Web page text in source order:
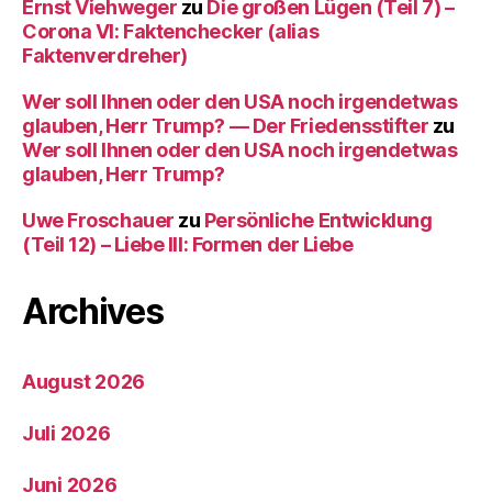
Ernst Viehweger zu Die großen Lügen (Teil 7) –
Corona VI: Faktenchecker (alias
Faktenverdreher)
Wer soll Ihnen oder den USA noch irgendetwas
glauben, Herr Trump? — Der Friedensstifter zu
Wer soll Ihnen oder den USA noch irgendetwas
glauben, Herr Trump?
Uwe Froschauer zu Persönliche Entwicklung
(Teil 12) – Liebe III: Formen der Liebe
Archives
August 2026
Juli 2026
Juni 2026